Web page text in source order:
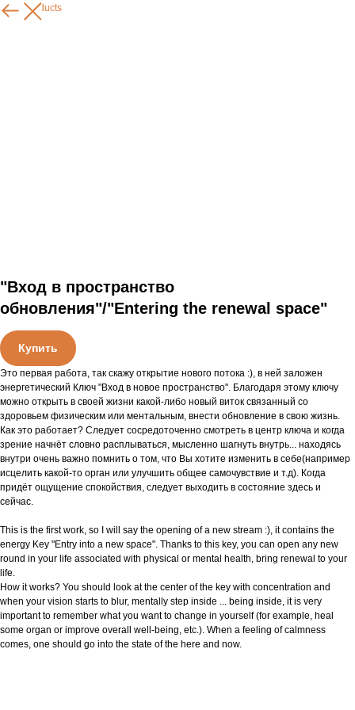
More products
"Вход в пространство
обновления"/"Entering the renewal space"
Купить
Это первая работа, так скажу открытие нового потока :), в ней заложен
энергетический Ключ "Вход в новое пространство". Благодаря этому ключу
можно открыть в своей жизни какой-либо новый виток связанный со
здоровьем физическим или ментальным, внести обновление в свою жизнь.
Как это работает? Следует сосредоточенно смотреть в центр ключа и когда
зрение начнёт словно расплываться, мысленно шагнуть внутрь... находясь
внутри очень важно помнить о том, что Вы хотите изменить в себе(например
исцелить какой-то орган или улучшить общее самочувствие и т.д). Когда
придёт ощущение спокойствия, следует выходить в состояние здесь и
сейчас.
This is the first work, so I will say the opening of a new stream :), it contains the
energy Key "Entry into a new space". Thanks to this key, you can open any new
round in your life associated with physical or mental health, bring renewal to your
life.
How it works? You should look at the center of the key with concentration and
when your vision starts to blur, mentally step inside ... being inside, it is very
important to remember what you want to change in yourself (for example, heal
some organ or improve overall well-being, etc.). When a feeling of calmness
comes, one should go into the state of the here and now.